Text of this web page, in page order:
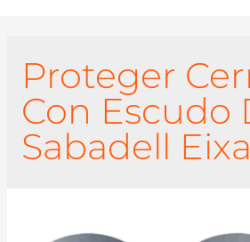
Proteger
Con Escudo
Sabadell